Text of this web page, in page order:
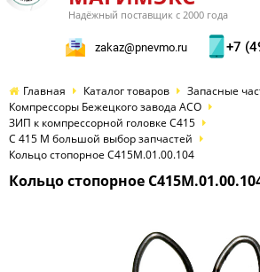
Надёжный поставщик с 2000 года
zakaz@pnevmo.ru +7
Главная Каталог товаров
Запасные
Компрессоры Бежецкого завода АСО
ЗИП к компрессорной головке С415
С 415 М большой выбор запчастей
Кольцо стопорное С415М.01.00.104
Кольцо стопорное